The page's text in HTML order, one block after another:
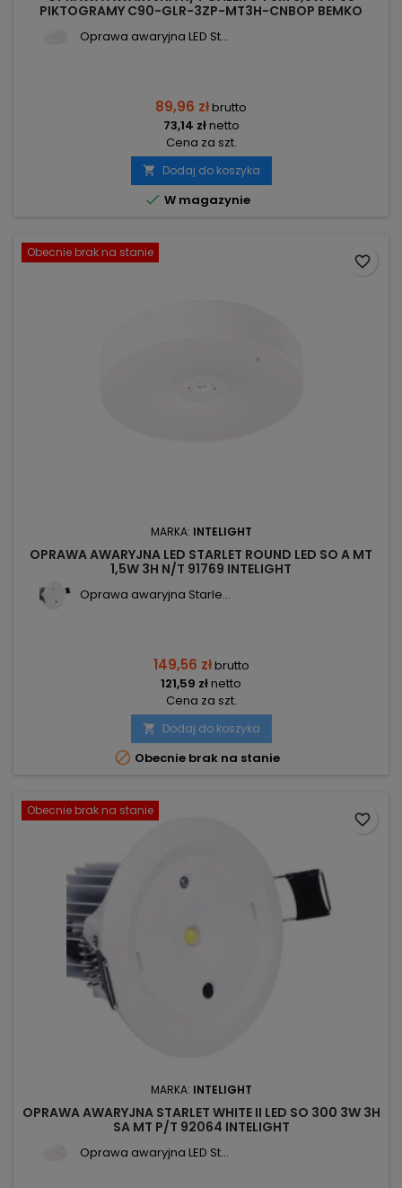
PIKTOGRAMY C90-GLR-3ZP-MT3H-CNBOP BEMKO
Oprawa awaryjna LED St...
89,96 złbrutto
73,14 złnetto
Cena za szt.
 Dodaj do koszyka
 W magazynie
Obecnie brak na stanie
MARKA: INTELIGHT
OPRAWA AWARYJNA LED STARLET ROUND LED SO A MT
1,5W 3H N/T 91769 INTELIGHT
Oprawa awaryjna Starle...
149,56 złbrutto
121,59 złnetto
Cena za szt.
 Dodaj do koszyka
 Obecnie brak na stanie
favorite_border
Obecnie brak na stanie
MARKA: INTELIGHT
OPRAWA AWARYJNA STARLET WHITE II LED SO 300 3W 3H
SA MT P/T 92064 INTELIGHT
Oprawa awaryjna LED St...
favorite_border